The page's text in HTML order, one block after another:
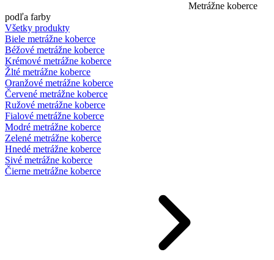
Metrážne koberce
podľa farby
Všetky produkty
Biele metrážne koberce
Béžové metrážne koberce
Krémové metrážne koberce
Žlté metrážne koberce
Oranžové metrážne koberce
Červené metrážne koberce
Ružové metrážne koberce
Fialové metrážne koberce
Modré metrážne koberce
Zelené metrážne koberce
Hnedé metrážne koberce
Sivé metrážne koberce
Čierne metrážne koberce